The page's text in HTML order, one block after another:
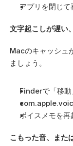
アプリを閉じて
文字起こしが遅い
Macのキャッシュ
ましょう。
Finderで「移
ボイスメモを再
こもった音、また